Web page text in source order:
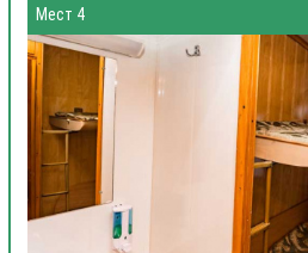
Мест 4